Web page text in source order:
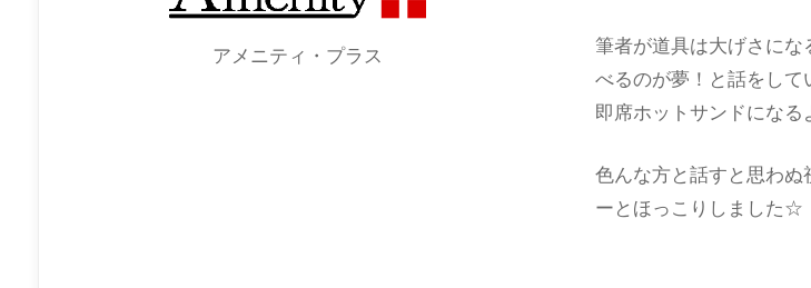
アメニティ・プラス
筆者が道具は大げさに
べるのが夢！と話をし
即席ホットサンドになる
色んな方と話すと思わ
ーとほっこりしました☆